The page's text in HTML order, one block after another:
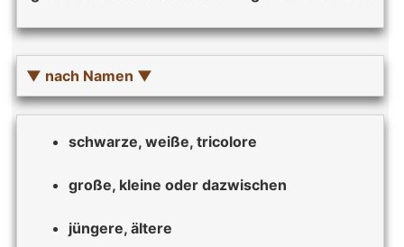
▼ nach Namen ▼
schwarze, weiße, tricolore
große, kleine oder dazwischen
jüngere, ältere